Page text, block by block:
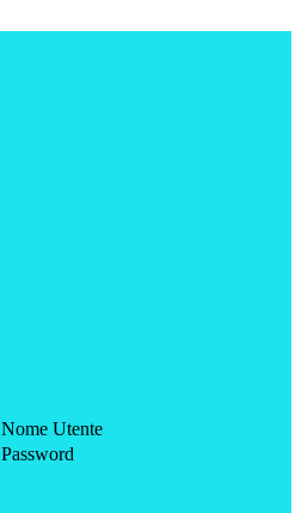
Nome Utente
Password